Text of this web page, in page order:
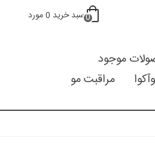
0سبد خرید 0مورد
موجود
مراقبت مو